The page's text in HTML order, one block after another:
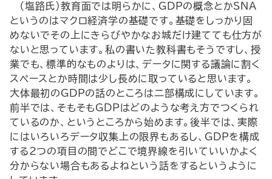
（塩路氏）教育面では明らかに、GDPの概念とかSNA
というのはマクロ経済学の基礎です。基礎をしっかり固
めないでその上にきらびやかなお城だけ建てても仕方が
ないと思っています。私の書いた教科書もそうですし、授
業でも、標準的なものよりは、データに関する議論に割く
スペースとか時間は少し長めに取っていると思います。
大体最初のGDPの話のところは二部構成にしています。
前半では、そもそもGDPはどのような考え方でつくられ
ているのか、というところから始めます。後半では、実際
にはいろいろデータ収集上の限界もあるし、GDPを構成
する2つの項目の間でどこで境界線を引いていいかよく
分からない場合もあるよねという話をするというように